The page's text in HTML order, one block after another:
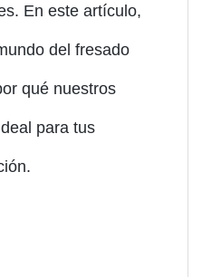
En este artículo,
del fresado
qué nuestros
para tus